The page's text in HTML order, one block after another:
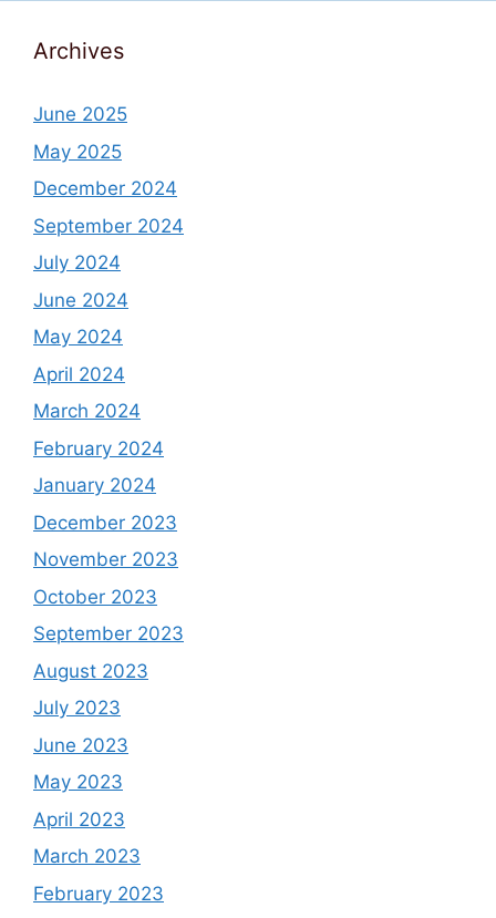
Archives
June 2025
May 2025
December 2024
September 2024
July 2024
June 2024
May 2024
April 2024
March 2024
February 2024
January 2024
December 2023
November 2023
October 2023
September 2023
August 2023
July 2023
June 2023
May 2023
April 2023
March 2023
February 2023